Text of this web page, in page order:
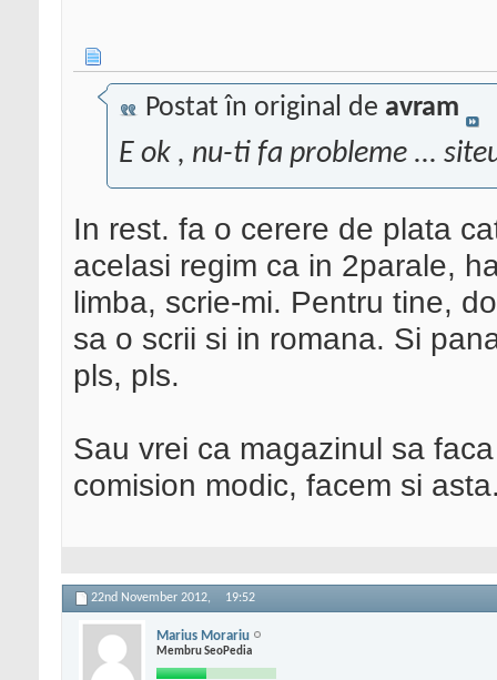
Postat în original de avram
E ok , nu-ti fa probleme ...
In rest. fa o cerere de plata
acelasi regim ca in 2parale,
limba, scrie-mi. Pentru tine,
sa o scrii si in romana. Si
pls, pls.
Sau vrei ca magazinul sa
comision modic, facem si
22nd November 2012, 19:52
Marius Morariu
Membru SeoPedia